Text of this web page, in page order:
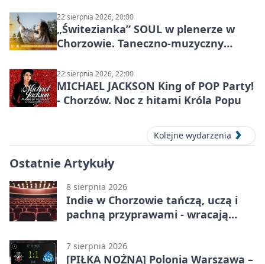
22 sierpnia 2026, 20:00
„Świtezianka” SOUL w plenerze w
Chorzowie. Taneczno-muzyczny
22 sierpnia 2026, 22:00
MICHAEL JACKSON King of POP Party!
- Chorzów. Noc z hitami Króla Popu
Kolejne wydarzenia
Ostatnie Artykuły
8 sierpnia 2026
Indie w Chorzowie tańczą, uczą i
pachną przyprawami - wracają
7 sierpnia 2026
[PIŁKA NOŻNA] Polonia Warszawa –